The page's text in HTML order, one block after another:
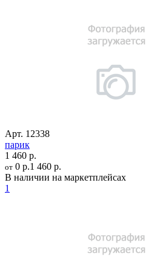
Арт. 12338
парик
1 460 р.
от 0 р.1 460 р.
В наличии на маркетплейсах
1